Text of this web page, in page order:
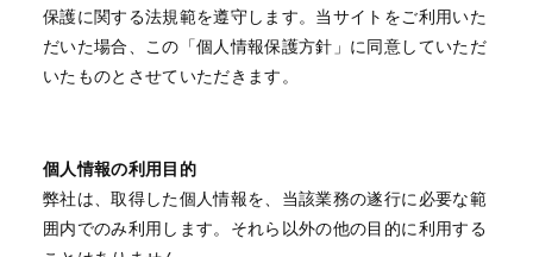
保護に関する法規範を遵守します。当サイトをご利用いた
だいた場合、この「個人情報保護方針」に同意していただ
いたものとさせていただきます。
個人情報の利用目的
弊社は、取得した個人情報を、当該業務の遂行に必要な範
囲内でのみ利用します。それら以外の他の目的に利用する